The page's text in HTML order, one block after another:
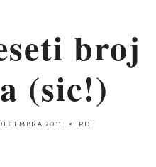
broj
(sic!)
2011 PDF